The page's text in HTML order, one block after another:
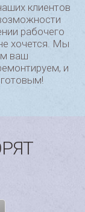
клиентов
рабочего
хочется. Мы
ваш
и